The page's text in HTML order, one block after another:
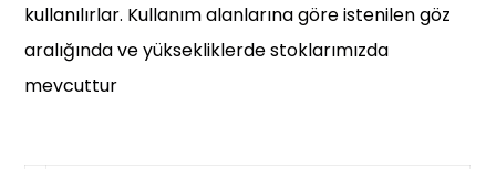
kullanılırlar. Kullanım alanlarına göre istenilen göz
aralığında ve yüksekliklerde stoklarımızda
mevcuttur